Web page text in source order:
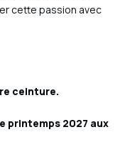
cette passion avec
ceinture.
printemps 2027 aux